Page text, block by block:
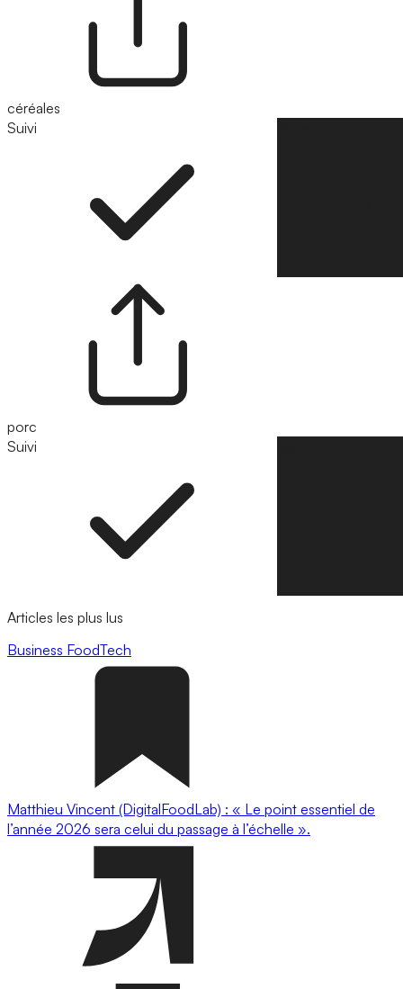
céréales
Suivi
porc
Suivi
Articles les plus lus
Business FoodTech
Matthieu Vincent (DigitalFoodLab) : « Le point essentiel de
l’année 2026 sera celui du passage à l’échelle ».